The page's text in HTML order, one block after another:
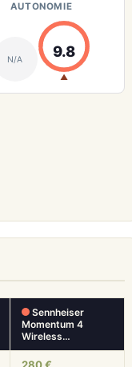
AUTONOMIE
N/A 9.8
▲
Sennheiser
Momentum 4
Wireless…